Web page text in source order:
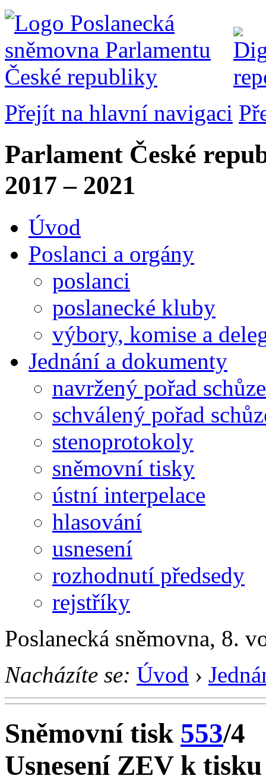
Přejít na hlavní navigaci
Parlament České
2017 – 2021
Úvod
Poslanci a orgány
poslanci
poslanecké kluby
výbory, komise a
Jednání a dokumenty
navržený pořad schůze
schválený pořad
stenoprotokoly
sněmovní tisky
ústní interpelace
hlasování
usnesení
rozhodnutí předsedy
rejstříky
Poslanecká sněmovna, 8.
Nacházíte se: Úvod ›
Sněmovní tisk 553/4
Usnesení ZEV k